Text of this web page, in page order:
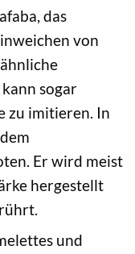
das
von
sogar
zu imitieren. In
Er wird meist
hergestellt
und